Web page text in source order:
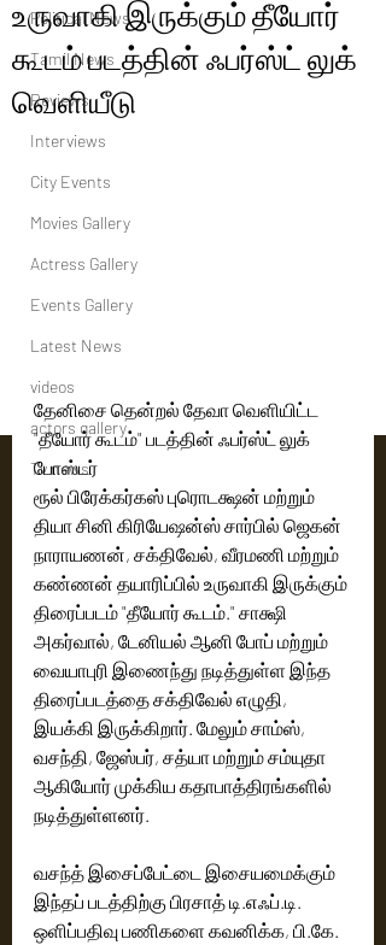
Political News
Tamil News
Reviews
Interviews
City Events
Movies Gallery
Actress Gallery
Events Gallery
Latest News
videos
actors gallery
Tv news
உருவாகி இருக்கும் தீயோர்
கூடம் படத்தின் ஃபர்ஸ்ட் லுக்
வெளியீடு
தேனிசை தென்றல் தேவா வெளியிட்ட
"தீயோர் கூடம்" படத்தின் ஃபர்ஸ்ட் லுக்
போஸ்டர்
ரூல் பிரேக்கர்கஸ் புரொடக்ஷன் மற்றும்
தியா சினி கிரியேஷன்ஸ் சார்பில் ஜெகன்
நாராயணன், சக்திவேல், வீரமணி மற்றும்
கண்ணன் தயாரிப்பில் உருவாகி இருக்கும்
திரைப்படம் "தீயோர் கூடம்." சாக்ஷி
அகர்வால், டேனியல் ஆனி போப் மற்றும்
வையாபுரி இணைந்து நடித்துள்ள இந்த
திரைப்படத்தை சக்திவேல் எழுதி,
இயக்கி இருக்கிறார். மேலும் சாம்ஸ்,
வசந்தி, ஜேஸ்பர், சத்யா மற்றும் சம்யுதா
ஆகியோர் முக்கிய கதாபாத்திரங்களில்
நடித்துள்ளனர்.
வசந்த் இசைப்பேட்டை இசையமைக்கும்
இந்தப் படத்திற்கு பிரசாத் டி.எஃப்.டி.
ஒளிப்பதிவு பணிகளை கவனிக்க, பி.கே.